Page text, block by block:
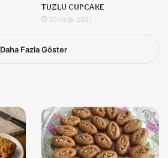
TUZLU CUPCAKE
30 Ocak 2021
Daha Fazla Göster